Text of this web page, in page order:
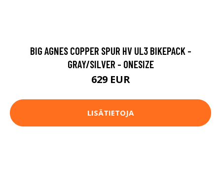
BIG AGNES COPPER SPUR HV UL3 BIKEPACK -
GRAY/SILVER - ONESIZE
629 EUR
LISÄTIETOJA